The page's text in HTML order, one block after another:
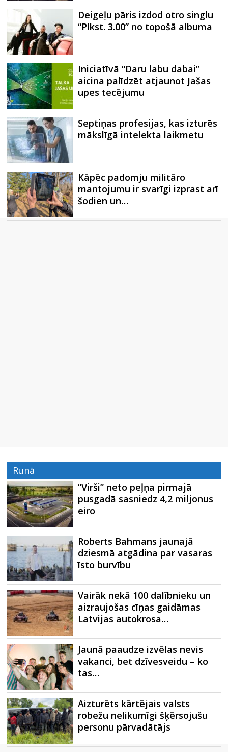
Deigeļu pāris izdod otro singlu
“Plkst. 3.00” no topošā albuma
Iniciatīvā “Daru labu dabai”
aicina palīdzēt atjaunot Jašas
upes tecējumu
Septiņas profesijas, kas izturēs
mākslīgā intelekta laikmetu
Kāpēc padomju militāro
mantojumu ir svarīgi izprast arī
šodien un…
Runā
“Virši” neto peļņa pirmajā
pusgadā sasniedz 4,2 miljonus
eiro
Roberts Bahmans jaunajā
dziesmā atgādina par vasaras
īsto burvību
Vairāk nekā 100 dalībnieku un
aizraujošas cīņas gaidāmas
Latvijas autokrosa…
Jaunā paaudze izvēlas nevis
vakanci, bet dzīvesveidu – ko
tas…
Aizturēts kārtējais valsts
robežu nelikumīgi šķērsojušu
personu pārvadātājs